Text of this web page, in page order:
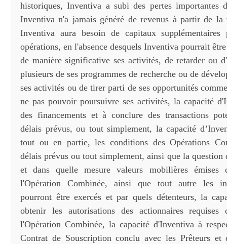
historiques, Inventiva a subi des pertes importantes
Inventiva n'a jamais généré de revenus à partir de la
Inventiva aura besoin de capitaux supplémentaires
opérations, en l'absence desquels Inventiva pourrait
de manière significative ses activités, de retarder ou
plusieurs de ses programmes de recherche ou de
ses activités ou de tirer parti de ses opportunités
ne pas pouvoir poursuivre ses activités, la capacité
des financements et à conclure des transactions
délais prévus, ou tout simplement, la capacité
tout ou en partie, les conditions des Opérations
délais prévus ou tout simplement, ainsi que la question
et dans quelle mesure valeurs mobilières émises
l'Opération Combinée, ainsi que tout autre les
pourront être exercés et par quels détenteurs, la
obtenir les autorisations des actionnaires
l'Opération Combinée, la capacité d'Inventiva à
Contrat de Souscription conclu avec les Prêteurs et